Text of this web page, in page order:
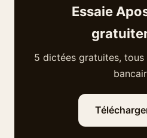
Essaie
5 dictées gratuites, tous